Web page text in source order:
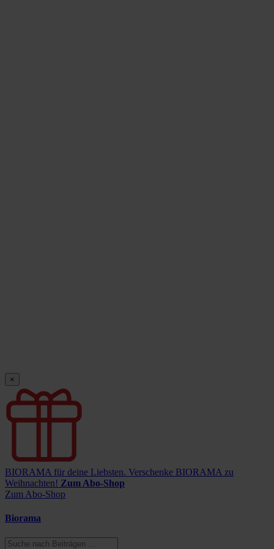
×
BIORAMA für deine Liebsten. Verschenke BIORAMA zu
Weihnachten! Zum Abo-Shop
Zum Abo-Shop
Biorama